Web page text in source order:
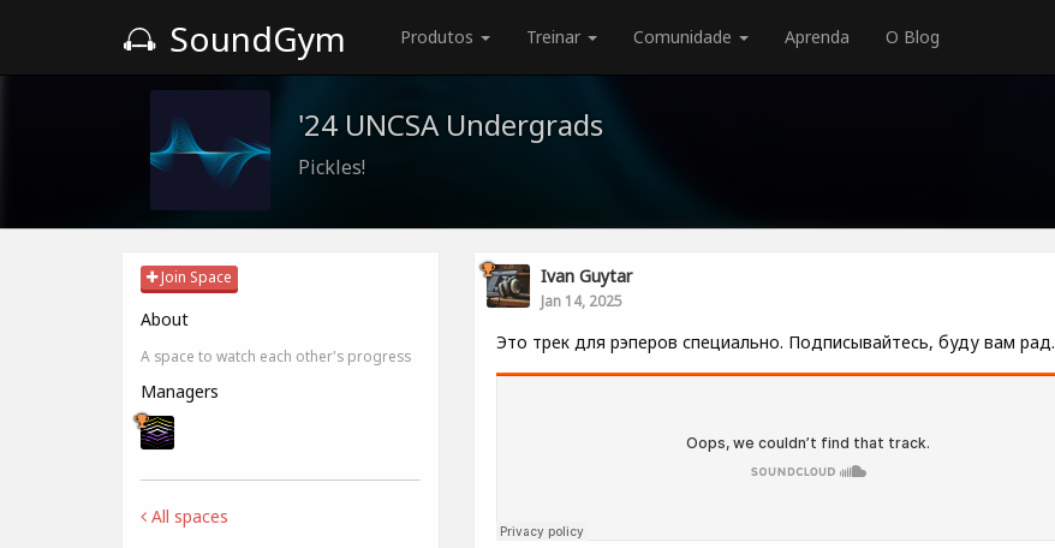
SoundGym Produtos Treinar Comunidade Aprenda O Blog
'24 UNCSA Undergrads
Pickles!
Join Space
About
A space to watch each other's progress
Managers
All spaces
Ivan Guytar
Jan 14, 2025
Это трек для рэперов специально. Подписывайтесь, буду вам рад.